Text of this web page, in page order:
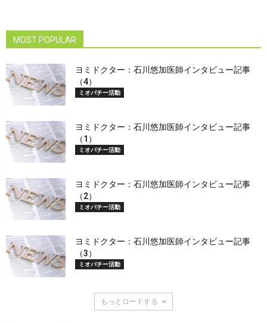
MOST POPULAR
ヨミドクター：石川悠加医師インタビュー記事
（4）
ミオパチー活動
ヨミドクター：石川悠加医師インタビュー記事
（1）
ミオパチー活動
ヨミドクター：石川悠加医師インタビュー記事
（2）
ミオパチー活動
ヨミドクター：石川悠加医師インタビュー記事
（3）
ミオパチー活動
もっとロードする